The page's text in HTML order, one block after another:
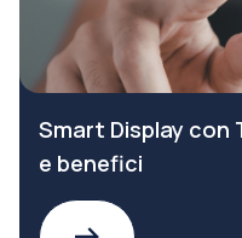
Smart Display con
e benefici